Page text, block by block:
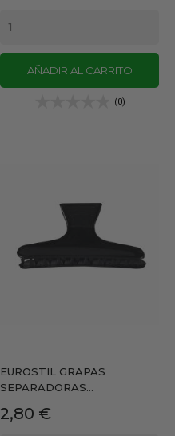
AÑADIR AL CARRITO
(0)
EUROSTIL GRAPAS
SEPARADORAS...
Precio
2,80 €